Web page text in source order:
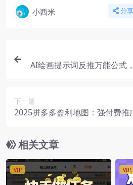
小西米 分享
AI绘画提示词反推万能公式
下一篇
2025拼多多盈利地图：强付费
相关文章
VIP VIP